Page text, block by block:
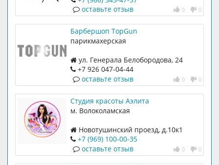
0 0
оставьте отзыв
Барбершоп TopGun
парикмахерская
ул. Генерала Белобородова, 24
+7 926 047‑04-44
0 0
оставьте отзыв
Студия красоты Аэлита
м. Волоколамская
Новотушинский проезд, д.10к1
+7 (969) 100-00-35
0 0
оставьте отзыв